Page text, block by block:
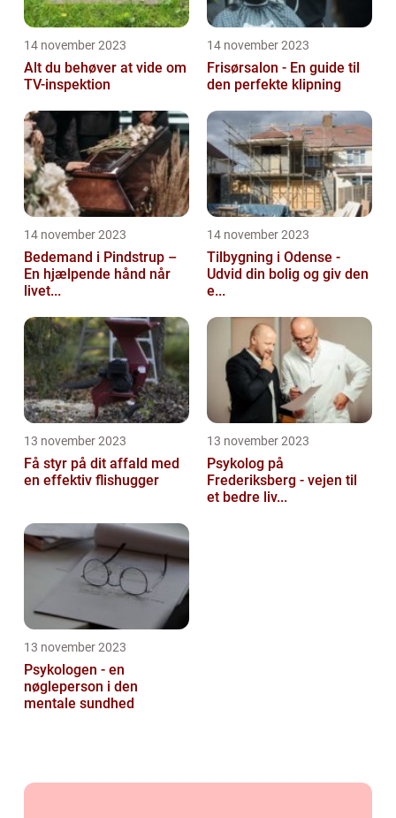
14 november 2023
Alt du behøver at vide om
TV-inspektion
14 november 2023
Frisørsalon - En guide til
den perfekte klipning
14 november 2023
Bedemand i Pindstrup –
En hjælpende hånd når
livet...
14 november 2023
Tilbygning i Odense -
Udvid din bolig og giv den
e...
13 november 2023
Få styr på dit affald med
en effektiv flishugger
13 november 2023
Psykolog på
Frederiksberg - vejen til
et bedre liv...
13 november 2023
Psykologen - en
nøgleperson i den
mentale sundhed